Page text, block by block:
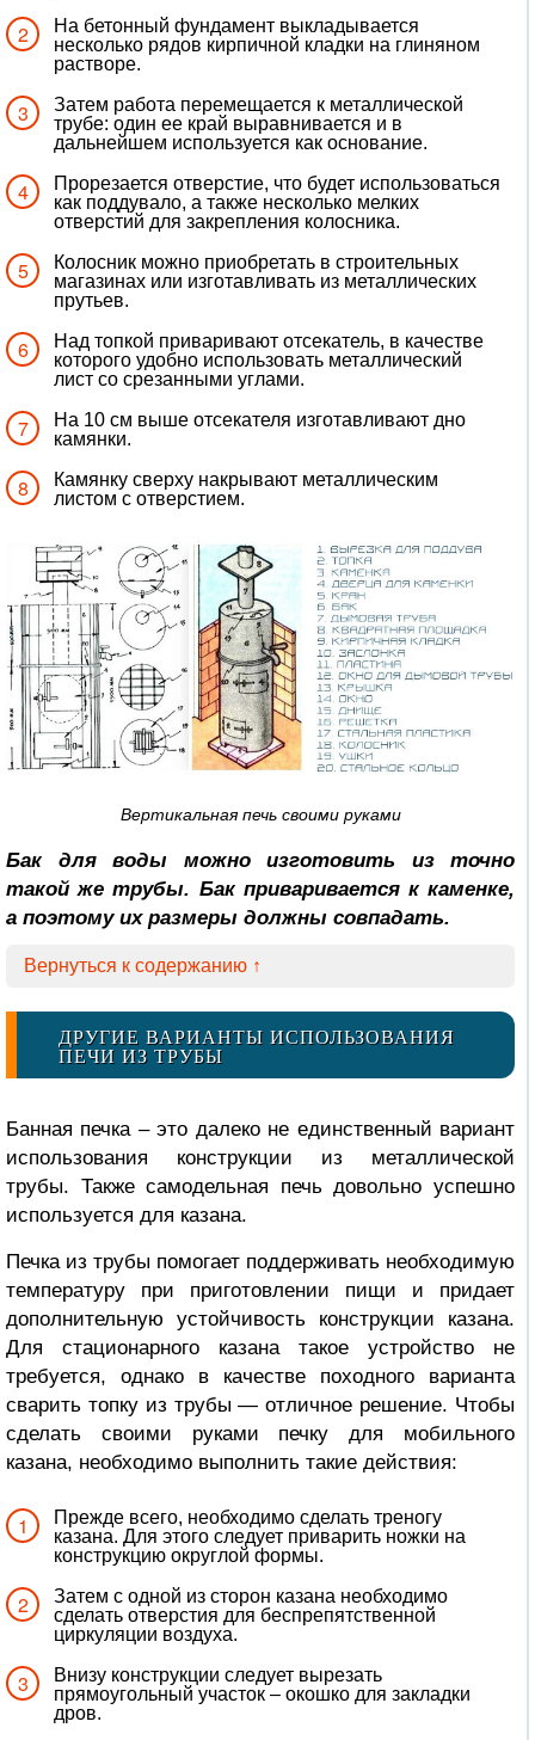
На бетонный фундамент выкладывается
несколько рядов кирпичной кладки на глиняном
растворе.
Затем работа перемещается к металлической
трубе: один ее край выравнивается и в
дальнейшем используется как основание.
Прорезается отверстие, что будет использоваться
как поддувало, а также несколько мелких
отверстий для закрепления колосника.
Колосник можно приобретать в строительных
магазинах или изготавливать из металлических
прутьев.
Над топкой приваривают отсекатель, в качестве
которого удобно использовать металлический
лист со срезанными углами.
На 10 см выше отсекателя изготавливают дно
камянки.
Камянку сверху накрывают металлическим
листом с отверстием.
Вертикальная печь своими руками
Бак для воды можно изготовить из точно
такой же трубы. Бак приваривается к каменке,
а поэтому их размеры должны совпадать.
Вернуться к содержанию ↑
ДРУГИЕ ВАРИАНТЫ ИСПОЛЬЗОВАНИЯ
ПЕЧИ ИЗ ТРУБЫ
Банная печка – это далеко не единственный вариант
использования конструкции из металлической
трубы. Также самодельная печь довольно успешно
используется для казана.
Печка из трубы помогает поддерживать необходимую
температуру при приготовлении пищи и придает
дополнительную устойчивость конструкции казана.
Для стационарного казана такое устройство не
требуется, однако в качестве походного варианта
сварить топку из трубы — отличное решение. Чтобы
сделать своими руками печку для мобильного
казана, необходимо выполнить такие действия:
Прежде всего, необходимо сделать треногу
казана. Для этого следует приварить ножки на
конструкцию округлой формы.
Затем с одной из сторон казана необходимо
сделать отверстия для беспрепятственной
циркуляции воздуха.
Внизу конструкции следует вырезать
прямоугольный участок – окошко для закладки
дров.